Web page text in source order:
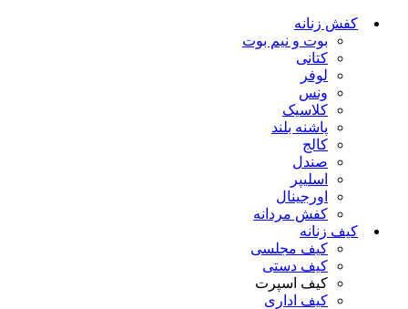
کفش زنانه
بوت و نیم بوت
کتانی
لوفر
ونس
کلاسیک
پاشنه بلند
کالج
صندل
اسلیپر
اورجینال
کفش مردانه
کیف زنانه
کیف مجلسی
کیف دستی
کیف اسپرت
کیف اداری